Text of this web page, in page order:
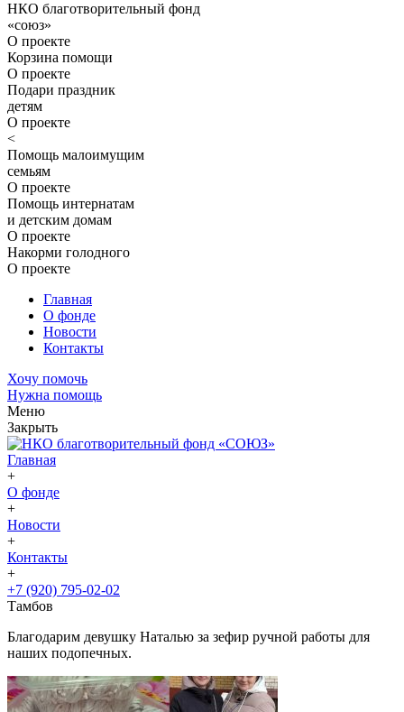
НКО благотворительный фонд
«союз»
О проекте
Корзина помощи
О проекте
Подари праздник
детям
О проекте
<
Помощь малоимущим
семьям
О проекте
Помощь интернатам
и детским домам
О проекте
Накорми голодного
О проекте
Главная
О фонде
Новости
Контакты
Хочу помочь
Нужна помощь
Меню
Закрыть
Главная
+
О фонде
+
Новости
+
Контакты
+
+7 (920) 795-02-02
Тамбов
Благодарим девушку Наталью за зефир ручной работы для
наших подопечных.